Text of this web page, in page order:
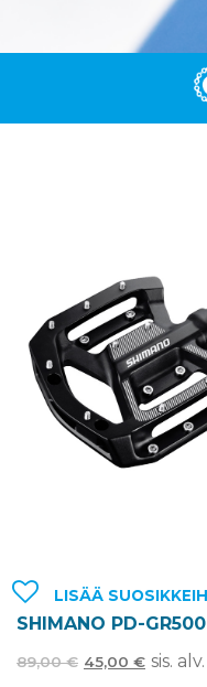
LISÄÄ
SHIMANO PD-
89,00€ 45,00 € sis. alv.